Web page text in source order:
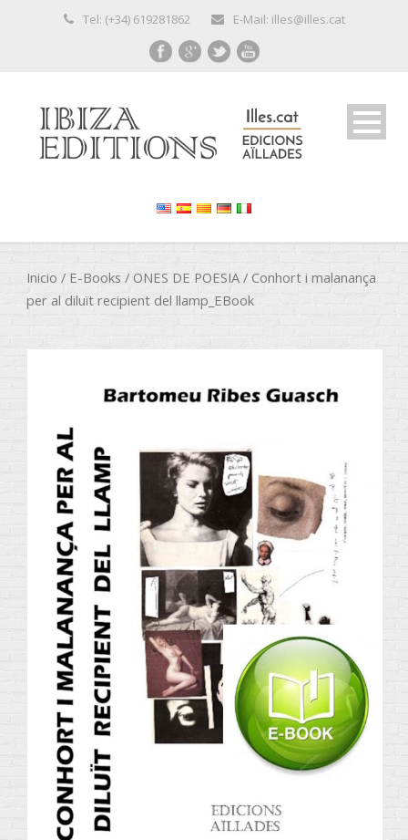
Tel: (+34) 619281862 E-Mail: illes@illes.cat
Inicio / E-Books / ONES DE POESIA / Conhort i malanança
per al diluït recipient del llamp_EBook